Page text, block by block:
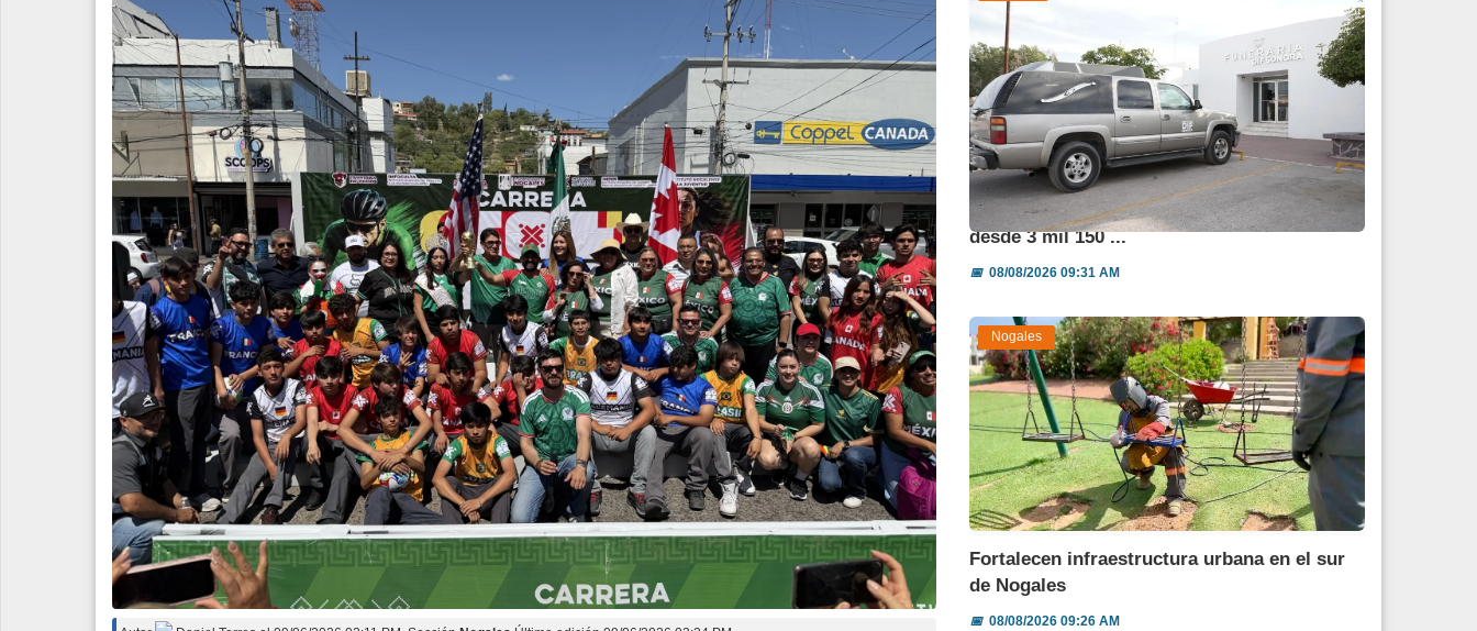
Ofrece DIF Sonora servicios funerarios
desde 3 mil 150 ...
📅08/08/2026 09:31 AM
Nogales
Fortalecen infraestructura urbana en el sur
de Nogales
📅08/08/2026 09:26 AM